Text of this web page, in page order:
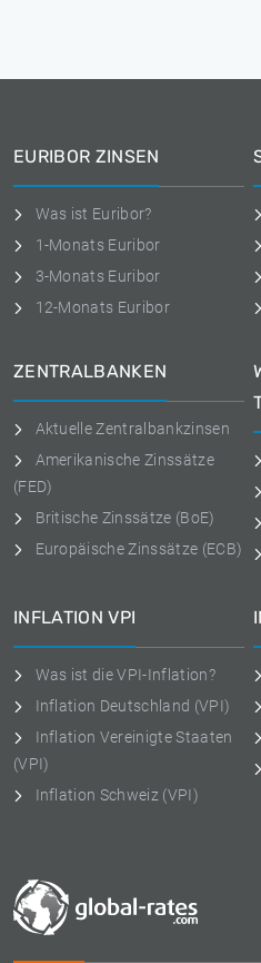
EURIBOR ZINSEN
Was ist Euribor?
1-Monats Euribor
3-Monats Euribor
12-Monats Euribor
ZENTRALBANKEN
Aktuelle Zentralbankzinsen
Amerikanische Zinssätze
(FED)
Britische Zinssätze (BoE)
Europäische Zinssätze (ECB)
INFLATION VPI
Was ist die VPI-Inflation?
Inflation Deutschland (VPI)
Inflation Vereinigte Staaten
(VPI)
Inflation Schweiz (VPI)